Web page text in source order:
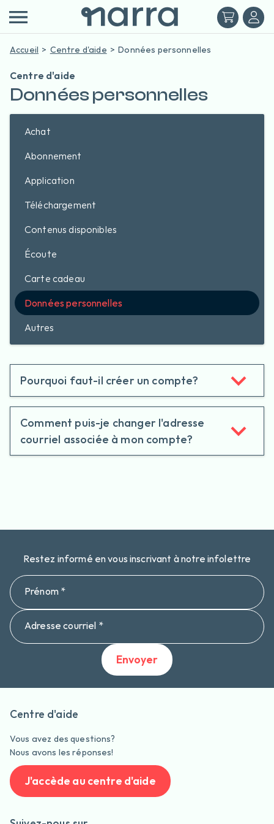
Accueil Centre d'aide Données personnelles
Centre d'aide
Données personnelles
Achat
Abonnement
Application
Téléchargement
Contenus disponibles
Écoute
Carte cadeau
Données personnelles
Autres
Pourquoi faut-il créer un compte?
Comment puis-je changer l'adresse
courriel associée à mon compte?
Restez informé en vous inscrivant à notre infolettre
Prénom *
Adresse courriel *
Envoyer
Centre d'aide
Vous avez des questions?
Nous avons les réponses!
J'accède au centre d'aide